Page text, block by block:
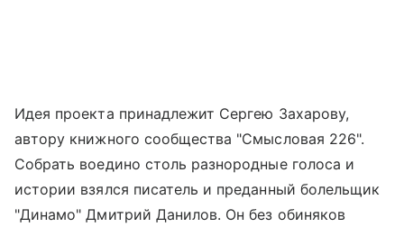
Идея проекта принадлежит Сергею Захарову,
автору книжного сообщества "Смысловая 226".
Собрать воедино столь разнородные голоса и
истории взялся писатель и преданный болельщик
"Динамо" Дмитрий Данилов. Он без обиняков